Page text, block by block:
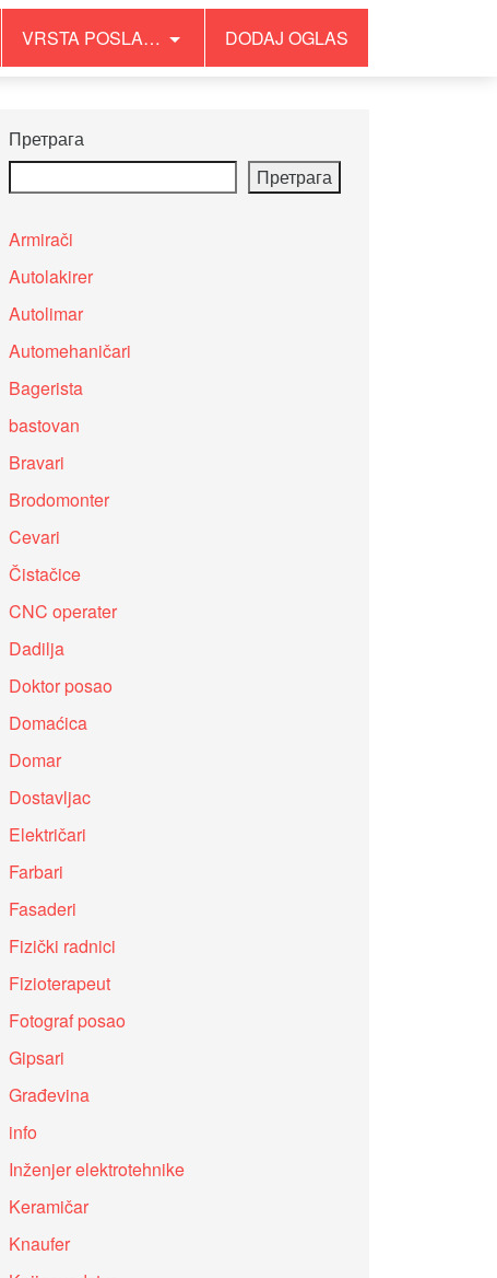
VRSTA POSLA… DODAJ OGLAS
Претрага
Претрага
Armirači
Autolakirer
Autolimar
Automehaničari
Bagerista
bastovan
Bravari
Brodomonter
Cevari
Čistačice
CNC operater
Dadilja
Doktor posao
Domaćica
Domar
Dostavljac
Električari
Farbari
Fasaderi
Fizički radnici
Fizioterapeut
Fotograf posao
Gipsari
Građevina
info
Inženjer elektrotehnike
Keramičar
Knaufer